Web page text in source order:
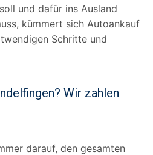
und dafür ins Ausland
kümmert sich Autoankauf
Schritte und
Wir zahlen
darauf, den gesamten